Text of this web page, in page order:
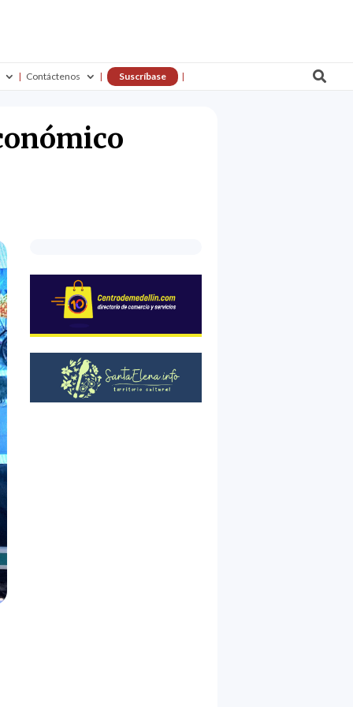
Contáctenos Suscríbase 